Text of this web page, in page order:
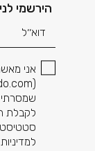
הירשמי
דוא׳׳ל
אני
(
שמסרתי
לקבלת